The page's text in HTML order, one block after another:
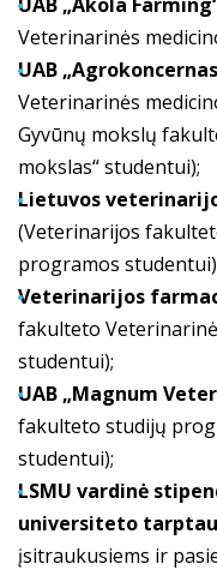
Veterinarinės
UAB
Veterinarinės
Gyvūnų mokslų
mokslas“ studentui);
Lietuvos
(Veterinarijos
programos
Veterinarijos
fakulteto
studentui);
UAB „Magnum
fakulteto studijų
studentui);
LSMU vardinė
universiteto
įsitraukusiems ir